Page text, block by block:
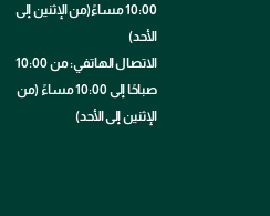
10:00 مساءً(من الإثنين إلى
الأحد)
الاتصال الهاتفي: من 10:00
صباحًا إلى 10:00 مساءً (من
الإثنين إلى الأحد)